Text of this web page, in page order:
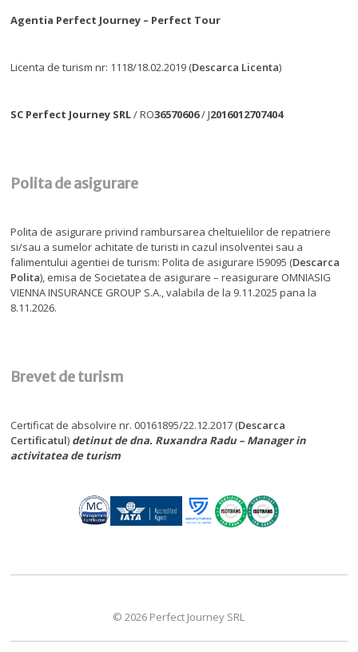
Agentia Perfect Journey – Perfect Tour
Licenta de turism nr: 1118/18.02.2019 (Descarca Licenta)
SC Perfect Journey SRL/ RO36570606/ J2016012707404
Polita de asigurare
Polita de asigurare privind rambursarea cheltuielilor de repatriere
si/sau a sumelor achitate de turisti in cazul insolventei sau a
falimentului agentiei de turism: Polita de asigurare I59095 (Descarca
Polita), emisa de Societatea de asigurare – reasigurare OMNIASIG
VIENNA INSURANCE GROUP S.A., valabila de la 9.11.2025 pana la
8.11.2026.
Brevet de turism
Certificat de absolvire nr. 00161895/22.12.2017 (Descarca
Certificatul) detinut de dna. Ruxandra Radu – Manager in
activitatea de turism
© 2026 Perfect Journey SRL